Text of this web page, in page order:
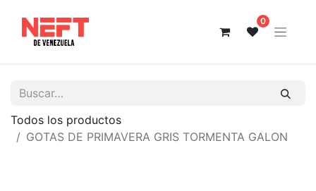
0
Todos los productos
GOTAS DE PRIMAVERA GRIS TORMENTA GALON